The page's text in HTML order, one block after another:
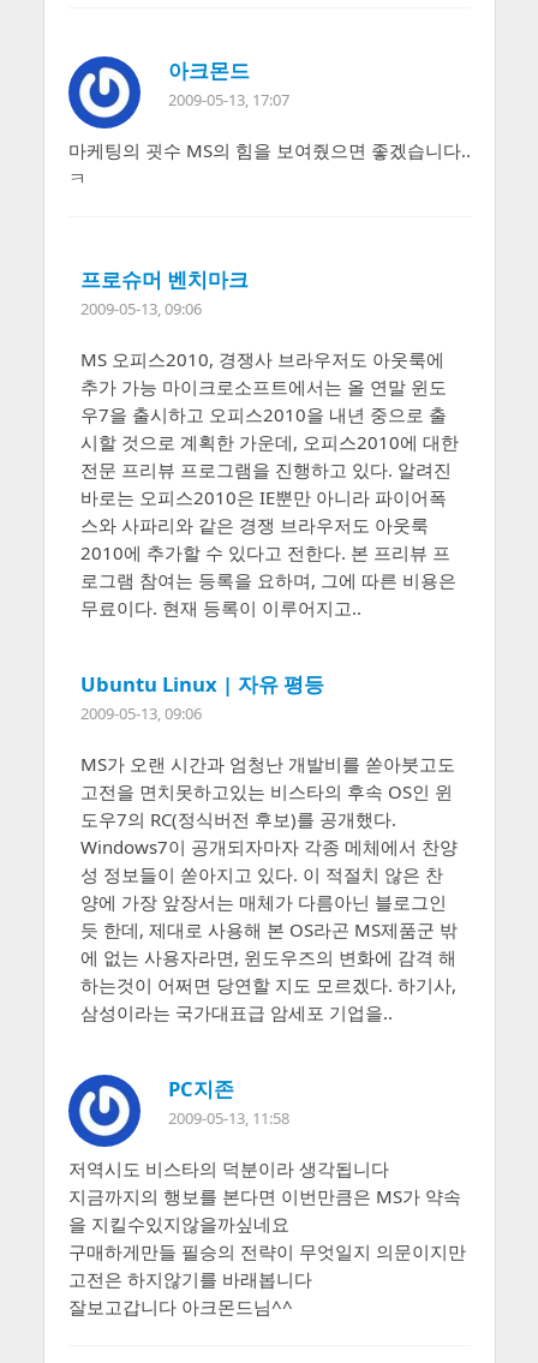
아크몬드
2009-05-13, 17:07
마케팅의 굇수 MS의 힘을 보여줬으면 좋겠습니다..
ㅋ
프로슈머 벤치마크
2009-05-13, 09:06
MS 오피스2010, 경쟁사 브라우저도 아웃룩에
추가 가능 마이크로소프트에서는 올 연말 윈도
우7을 출시하고 오피스2010을 내년 중으로 출
시할 것으로 계획한 가운데, 오피스2010에 대한
전문 프리뷰 프로그램을 진행하고 있다. 알려진
바로는 오피스2010은 IE뿐만 아니라 파이어폭
스와 사파리와 같은 경쟁 브라우저도 아웃룩
2010에 추가할 수 있다고 전한다. 본 프리뷰 프
로그램 참여는 등록을 요하며, 그에 따른 비용은
무료이다. 현재 등록이 이루어지고..
Ubuntu Linux | 자유 평등
2009-05-13, 09:06
MS가 오랜 시간과 엄청난 개발비를 쏟아붓고도
고전을 면치못하고있는 비스타의 후속 OS인 윈
도우7의 RC(정식버전 후보)를 공개했다.
Windows7이 공개되자마자 각종 메체에서 찬양
성 정보들이 쏟아지고 있다. 이 적절치 않은 찬
양에 가장 앞장서는 매체가 다름아닌 블로그인
듯 한데, 제대로 사용해 본 OS라곤 MS제품군 밖
에 없는 사용자라면, 윈도우즈의 변화에 감격 해
하는것이 어쩌면 당연할 지도 모르겠다. 하기사,
삼성이라는 국가대표급 암세포 기업을..
PC지존
2009-05-13, 11:58
저역시도 비스타의 덕분이라 생각됩니다
지금까지의 행보를 본다면 이번만큼은 MS가 약속
을 지킬수있지않을까싶네요
구매하게만들 필승의 전략이 무엇일지 의문이지만
고전은 하지않기를 바래봅니다
잘보고갑니다 아크몬드님^^